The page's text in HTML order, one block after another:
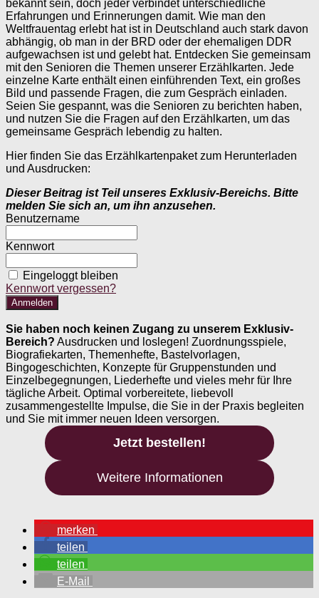
bekannt sein, doch jeder verbindet unterschiedliche
Erfahrungen und Erinnerungen damit. Wie man den
Weltfrauentag erlebt hat ist in Deutschland auch stark davon
abhängig, ob man in der BRD oder der ehemaligen DDR
aufgewachsen ist und gelebt hat. Entdecken Sie gemeinsam
mit den Senioren die Themen unserer Erzählkarten. Jede
einzelne Karte enthält einen einführenden Text, ein großes
Bild und passende Fragen, die zum Gespräch einladen.
Seien Sie gespannt, was die Senioren zu berichten haben,
und nutzen Sie die Fragen auf den Erzählkarten, um das
gemeinsame Gespräch lebendig zu halten.
Hier finden Sie das Erzählkartenpaket zum Herunterladen
und Ausdrucken:
Dieser Beitrag ist Teil unseres Exklusiv-Bereichs. Bitte
melden Sie sich an, um ihn anzusehen.
Benutzername
Kennwort
Eingeloggt bleiben
Kennwort vergessen?
Sie haben noch keinen Zugang zu unserem Exklusiv-
Bereich? Ausdrucken und loslegen! Zuordnungsspiele,
Biografiekarten, Themenhefte, Bastelvorlagen,
Bingogeschichten, Konzepte für Gruppenstunden und
Einzelbegegnungen, Liederhefte und vieles mehr für Ihre
tägliche Arbeit. Optimal vorbereitete, liebevoll
zusammengestellte Impulse, die Sie in der Praxis begleiten
und Sie mit immer neuen Ideen versorgen.
Jetzt bestellen!
Weitere Informationen
merken
teilen
teilen
E-Mail